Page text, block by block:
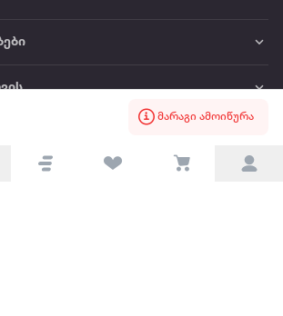
მარაგი ამოიწურა